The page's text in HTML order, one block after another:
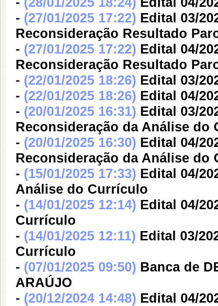
- (27/01/2025 17:22) Edital 03/
Reconsideração Resultado
- (27/01/2025 17:22) Edital 04/
Reconsideração Resultado
- (22/01/2025 18:26) Edital 03/
- (22/01/2025 18:26) Edital 04/
- (20/01/2025 16:31) Edital 03/
Reconsideração da Análise do
- (20/01/2025 16:30) Edital 04/
Reconsideração da Análise do
- (15/01/2025 17:33) Edital 04/
Análise do Currículo
- (14/01/2025 12:14) Edital 04/
Currículo
- (14/01/2025 12:11) Edital 03/
Currículo
- (07/01/2025 09:50) Banca de
ARAÚJO
- (20/12/2024 14:48) Edital 04/